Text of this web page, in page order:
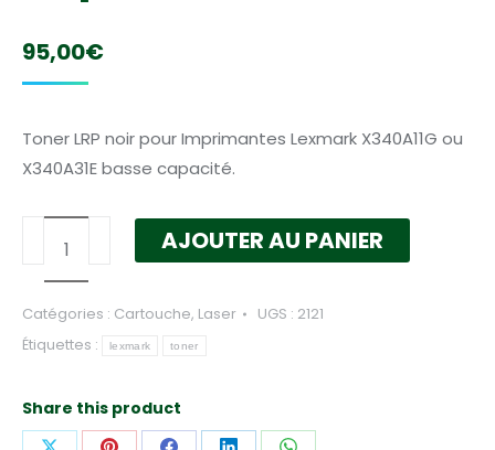
95,00€
Toner LRP noir pour Imprimantes Lexmark X340A11G ou
X340A31E basse capacité.
Toner
Lexmark
noir
ou
X340A31E
AJOUTER AU PANIER
Catégories : Cartouche, Laser UGS : 2121
Étiquettes :
lexmark toner
Share this product